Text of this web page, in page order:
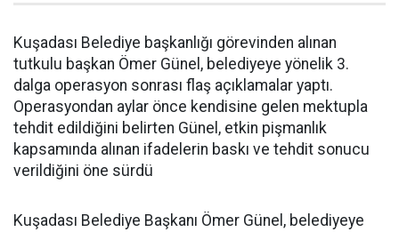
Kuşadası Belediye başkanlığı görevinden alınan
tutkulu başkan Ömer Günel, belediyeye yönelik 3.
dalga operasyon sonrası flaş açıklamalar yaptı.
Operasyondan aylar önce kendisine gelen mektupla
tehdit edildiğini belirten Günel, etkin pişmanlık
kapsamında alınan ifadelerin baskı ve tehdit sonucu
verildiğini öne sürdü
Kuşadası Belediye Başkanı Ömer Günel, belediyeye